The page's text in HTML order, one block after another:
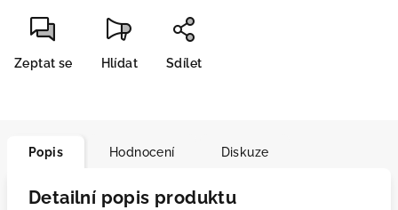
Zeptat se Hlídat Sdílet
Popis Hodnocení Diskuze
Detailní popis produktu